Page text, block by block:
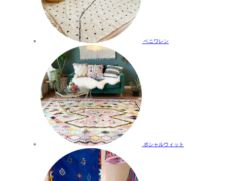
ベニワレン
ボシャルウィット